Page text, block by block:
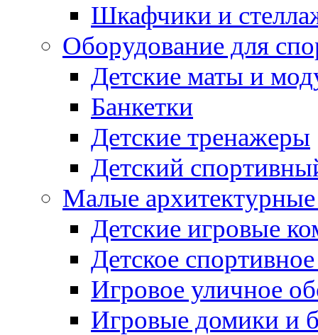
Шкафчики и
Оборудование для
Детские маты и
Банкетки
Детские тренажеры
Детский
Малые
Детские игровые
Детское
Игровое уличное
Игровые домики и